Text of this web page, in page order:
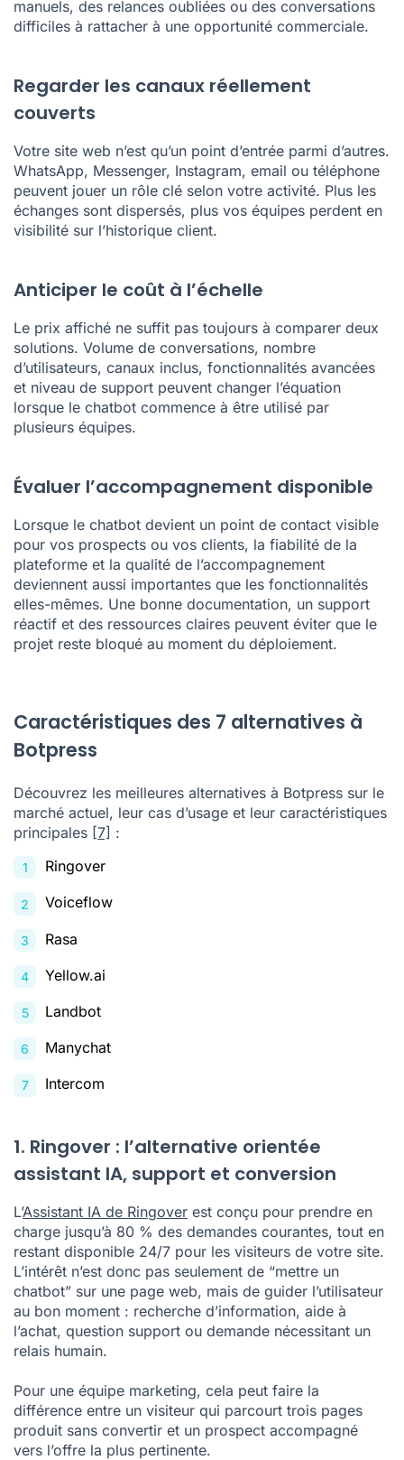
manuels, des relances oubliées ou des conversations
difficiles à rattacher à une opportunité commerciale.
Regarder les canaux réellement
couverts
Votre site web n’est qu’un point d’entrée parmi d’autres.
WhatsApp, Messenger, Instagram, email ou téléphone
peuvent jouer un rôle clé selon votre activité. Plus les
échanges sont dispersés, plus vos équipes perdent en
visibilité sur l’historique client.
Anticiper le coût à l’échelle
Le prix affiché ne suffit pas toujours à comparer deux
solutions. Volume de conversations, nombre
d’utilisateurs, canaux inclus, fonctionnalités avancées
et niveau de support peuvent changer l’équation
lorsque le chatbot commence à être utilisé par
plusieurs équipes.
Évaluer l’accompagnement disponible
Lorsque le chatbot devient un point de contact visible
pour vos prospects ou vos clients, la fiabilité de la
plateforme et la qualité de l’accompagnement
deviennent aussi importantes que les fonctionnalités
elles-mêmes. Une bonne documentation, un support
réactif et des ressources claires peuvent éviter que le
projet reste bloqué au moment du déploiement.
Caractéristiques des 7 alternatives à
Botpress
Découvrez les meilleures alternatives à Botpress sur le
marché actuel, leur cas d’usage et leur caractéristiques
principales [7] :
Ringover
Voiceflow
Rasa
Yellow.ai
Landbot
Manychat
Intercom
1. Ringover : l’alternative orientée
assistant IA, support et conversion
L’Assistant IA de Ringover est conçu pour prendre en
charge jusqu’à 80 % des demandes courantes, tout en
restant disponible 24/7 pour les visiteurs de votre site.
L’intérêt n’est donc pas seulement de “mettre un
chatbot” sur une page web, mais de guider l’utilisateur
au bon moment : recherche d’information, aide à
l’achat, question support ou demande nécessitant un
relais humain.
Pour une équipe marketing, cela peut faire la
différence entre un visiteur qui parcourt trois pages
produit sans convertir et un prospect accompagné
vers l’offre la plus pertinente.